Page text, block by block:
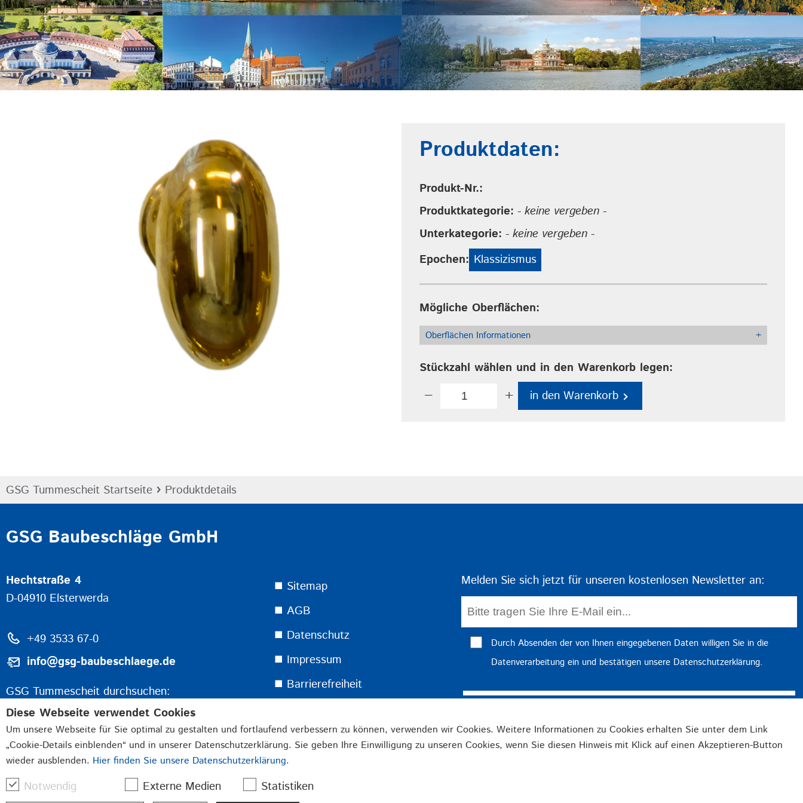
Diese Webseite verwendet Cookies
Um unsere Webseite für Sie optimal zu gestalten und fortlaufend verbessern zu können, verwenden wir Cookies. Weitere Informationen zu Cookies erhalten Sie unter dem Link
„Cookie-Details einblenden“ und in unserer Datenschutzerklärung. Sie geben Ihre Einwilligung zu unseren Cookies, wenn Sie diesen Hinweis mit Klick auf einen Akzeptieren-Button
wieder ausblenden. Hier finden Sie unsere Datenschutzerklärung.
Notwendig Externe Medien Statistiken
Produktdaten:
Produkt-Nr.:
Produktkategorie: - keine vergeben -
Unterkategorie: - keine vergeben -
Epochen: Klassizismus
Mögliche Oberflächen:
Oberflächen Informationen +
Stückzahl wählen und in den Warenkorb legen:
− + in den Warenkorb
GSG Tummescheit Startseite › Produktdetails
GSG Baubeschläge GmbH
Hechtstraße 4
D-04910 Elsterwerda
+49 3533 67-0
info@gsg-baubeschlaege.de
GSG Tummescheit durchsuchen:
⯀ Sitemap
⯀ AGB
⯀ Datenschutz
⯀ Impressum
⯀ Barrierefreiheit
⯀ Shopanfrage
Melden Sie sich jetzt für unseren kostenlosen Newsletter an:
Durch Absenden der von Ihnen eingegebenen Daten willigen Sie in die
Datenverarbeitung ein und bestätigen unsere Datenschutzerklärung.